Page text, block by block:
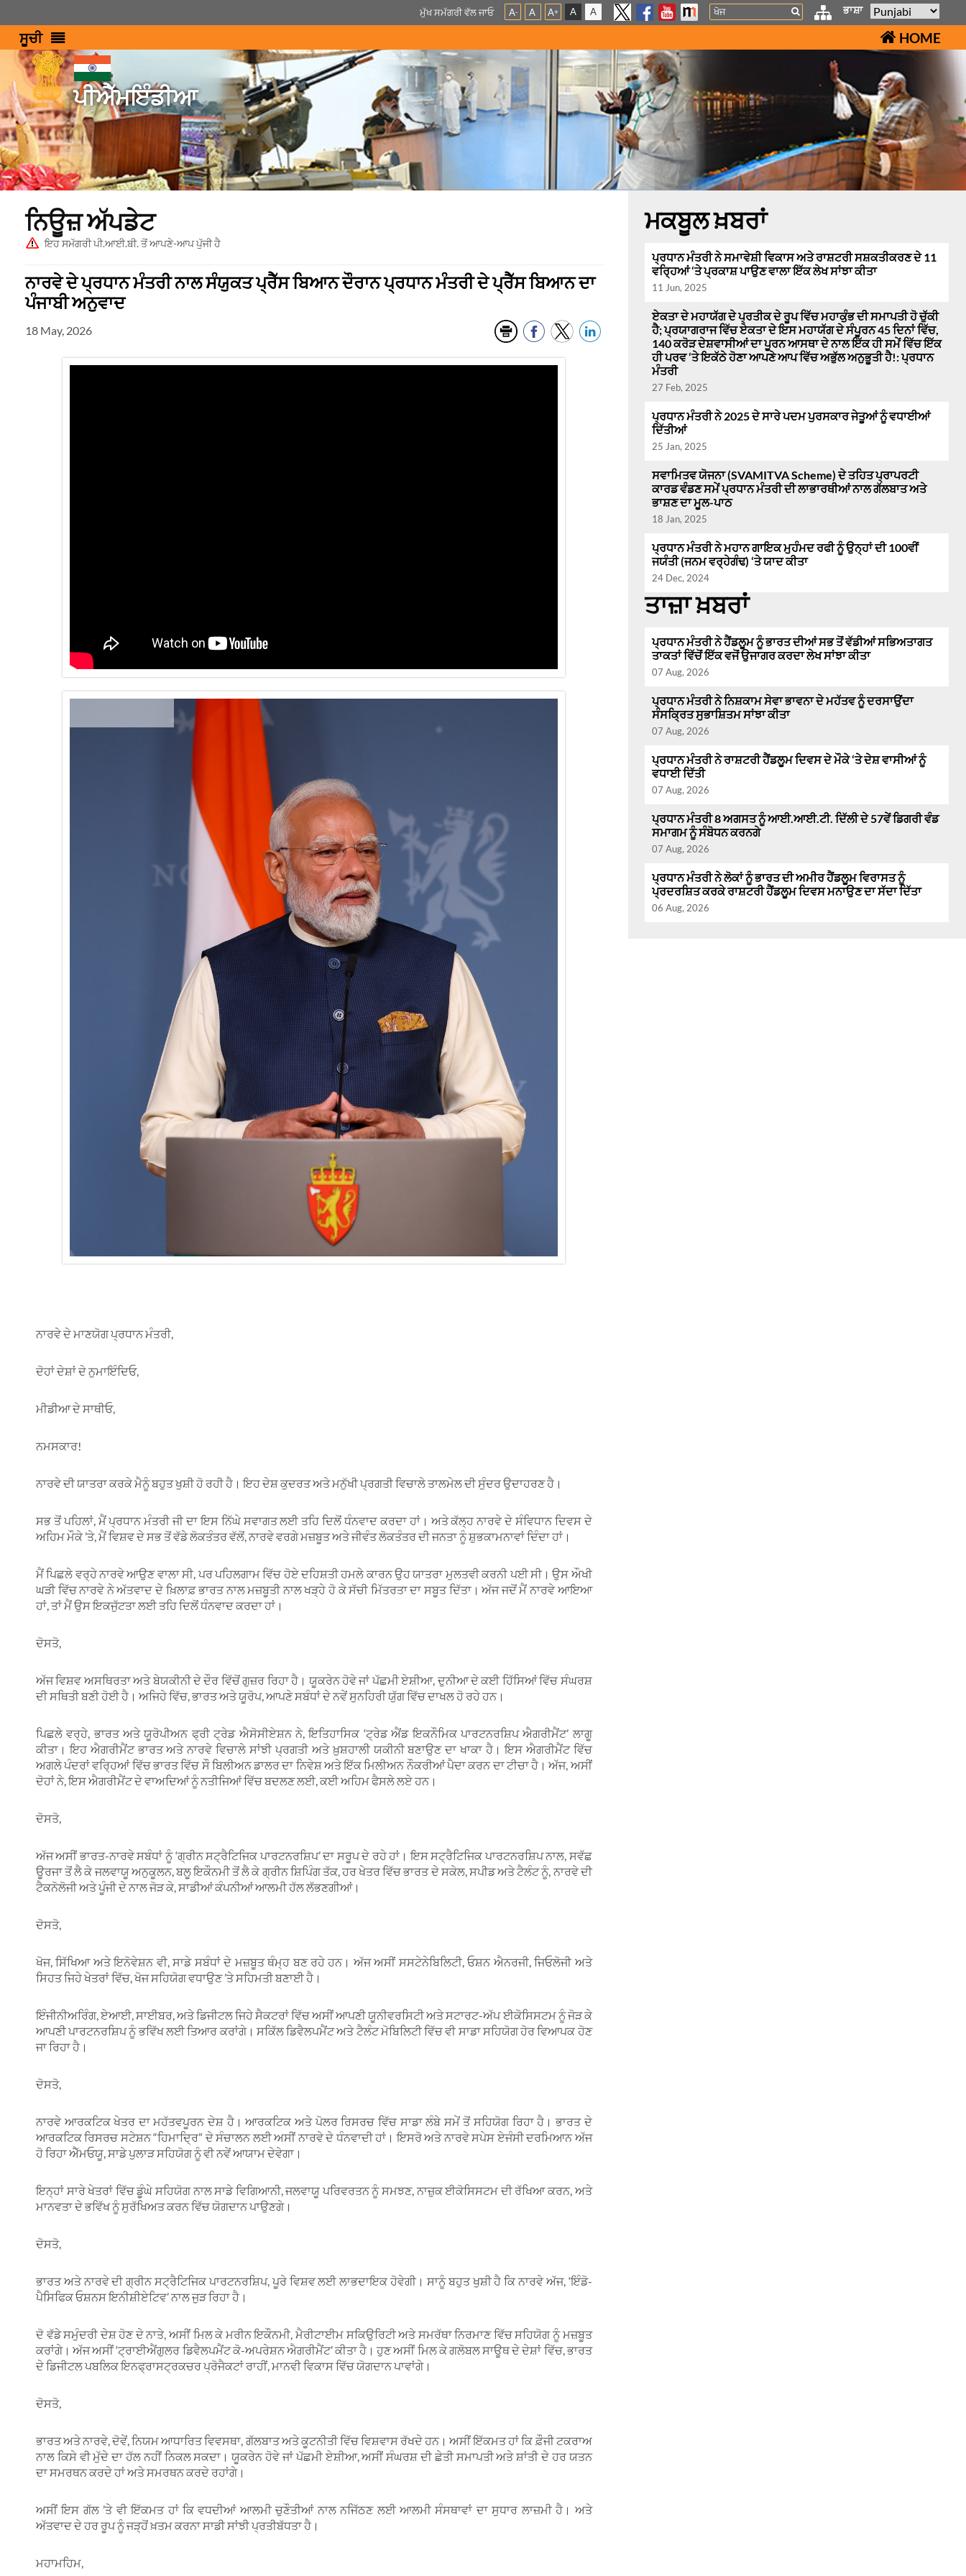
ਮੁੱਖ ਸਮੱਗਰੀ ਵੱਲ ਜਾਓ A- A A+ A A Search ਭਾਸ਼ਾ
ਸੂਚੀ HOME
ਪੀਐੱਮਇੰਡੀਆ
ਨਿਊਜ਼ ਅੱਪਡੇਟ
ਇਹ ਸਮੱਗਰੀ ਪੀ.ਆਈ.ਬੀ. ਤੋਂ ਆਪਣੇ-ਆਪ ਪੁੱਜੀ ਹੈ
ਨਾਰਵੇ ਦੇ ਪ੍ਰਧਾਨ ਮੰਤਰੀ ਨਾਲ ਸੰਯੁਕਤ ਪ੍ਰੈੱਸ ਬਿਆਨ ਦੌਰਾਨ ਪ੍ਰਧਾਨ ਮੰਤਰੀ ਦੇ ਪ੍ਰੈੱਸ ਬਿਆਨ ਦਾ
ਪੰਜਾਬੀ ਅਨੁਵਾਦ
18 May, 2026
ਨਾਰਵੇ ਦੇ ਮਾਣਯੋਗ ਪ੍ਰਧਾਨ ਮੰਤਰੀ,
ਦੋਹਾਂ ਦੇਸ਼ਾਂ ਦੇ ਨੁਮਾਇੰਦਿਓ,
ਮੀਡੀਆ ਦੇ ਸਾਥੀਓ,
ਨਮਸਕਾਰ!
ਨਾਰਵੇ ਦੀ ਯਾਤਰਾ ਕਰਕੇ ਮੈਨੂੰ ਬਹੁਤ ਖੁਸ਼ੀ ਹੋ ਰਹੀ ਹੈ। ਇਹ ਦੇਸ਼ ਕੁਦਰਤ ਅਤੇ ਮਨੁੱਖੀ ਪ੍ਰਗਤੀ ਵਿਚਾਲੇ ਤਾਲਮੇਲ ਦੀ ਸੁੰਦਰ ਉਦਾਹਰਣ ਹੈ।
ਸਭ ਤੋਂ ਪਹਿਲਾਂ, ਮੈਂ ਪ੍ਰਧਾਨ ਮੰਤਰੀ ਜੀ ਦਾ ਇਸ ਨਿੱਘੇ ਸਵਾਗਤ ਲਈ ਤਹਿ ਦਿਲੋਂ ਧੰਨਵਾਦ ਕਰਦਾ ਹਾਂ। ਅਤੇ ਕੱਲ੍ਹ ਨਾਰਵੇ ਦੇ ਸੰਵਿਧਾਨ ਦਿਵਸ ਦੇ
ਅਹਿਮ ਮੌਕੇ ’ਤੇ, ਮੈਂ ਵਿਸ਼ਵ ਦੇ ਸਭ ਤੋਂ ਵੱਡੇ ਲੋਕਤੰਤਰ ਵੱਲੋਂ, ਨਾਰਵੇ ਵਰਗੇ ਮਜ਼ਬੂਤ ਅਤੇ ਜੀਵੰਤ ਲੋਕਤੰਤਰ ਦੀ ਜਨਤਾ ਨੂੰ ਸ਼ੁਭਕਾਮਨਾਵਾਂ ਦਿੰਦਾ ਹਾਂ।
ਮੈਂ ਪਿਛਲੇ ਵਰ੍ਹੇ ਨਾਰਵੇ ਆਉਣ ਵਾਲਾ ਸੀ, ਪਰ ਪਹਿਲਗਾਮ ਵਿੱਚ ਹੋਏ ਦਹਿਸ਼ਤੀ ਹਮਲੇ ਕਾਰਨ ਉਹ ਯਾਤਰਾ ਮੁਲਤਵੀ ਕਰਨੀ ਪਈ ਸੀ। ਉਸ ਔਖੀ
ਘੜੀ ਵਿੱਚ ਨਾਰਵੇ ਨੇ ਅੱਤਵਾਦ ਦੇ ਖ਼ਿਲਾਫ਼ ਭਾਰਤ ਨਾਲ ਮਜ਼ਬੂਤੀ ਨਾਲ ਖੜ੍ਹੇ ਹੋ ਕੇ ਸੱਚੀ ਮਿੱਤਰਤਾ ਦਾ ਸਬੂਤ ਦਿੱਤਾ। ਅੱਜ ਜਦੋਂ ਮੈਂ ਨਾਰਵੇ ਆਇਆ
ਹਾਂ, ਤਾਂ ਮੈਂ ਉਸ ਇਕਜੁੱਟਤਾ ਲਈ ਤਹਿ ਦਿਲੋਂ ਧੰਨਵਾਦ ਕਰਦਾ ਹਾਂ।
ਦੋਸਤੋ,
ਅੱਜ ਵਿਸ਼ਵ ਅਸਥਿਰਤਾ ਅਤੇ ਬੇਯਕੀਨੀ ਦੇ ਦੌਰ ਵਿੱਚੋਂ ਗੁਜ਼ਰ ਰਿਹਾ ਹੈ। ਯੂਕਰੇਨ ਹੋਵੇ ਜਾਂ ਪੱਛਮੀ ਏਸ਼ੀਆ, ਦੁਨੀਆ ਦੇ ਕਈ ਹਿੱਸਿਆਂ ਵਿੱਚ ਸੰਘਰਸ਼
ਦੀ ਸਥਿਤੀ ਬਣੀ ਹੋਈ ਹੈ। ਅਜਿਹੇ ਵਿੱਚ, ਭਾਰਤ ਅਤੇ ਯੂਰੋਪ, ਆਪਣੇ ਸਬੰਧਾਂ ਦੇ ਨਵੇਂ ਸੁਨਹਿਰੀ ਯੁੱਗ ਵਿੱਚ ਦਾਖਲ ਹੋ ਰਹੇ ਹਨ।
ਪਿਛਲੇ ਵਰ੍ਹੇ, ਭਾਰਤ ਅਤੇ ਯੂਰੋਪੀਅਨ ਫ੍ਰੀ ਟ੍ਰੇਡ ਐਸੋਸੀਏਸ਼ਨ ਨੇ, ਇਤਿਹਾਸਿਕ ‘ਟ੍ਰੇਡ ਐਂਡ ਇਕਨੌਮਿਕ ਪਾਰਟਨਰਸ਼ਿਪ ਐਗਰੀਮੈਂਟ’ ਲਾਗੂ
ਕੀਤਾ। ਇਹ ਐਗਰੀਮੈਂਟ ਭਾਰਤ ਅਤੇ ਨਾਰਵੇ ਵਿਚਾਲੇ ਸਾਂਝੀ ਪ੍ਰਗਤੀ ਅਤੇ ਖ਼ੁਸ਼ਹਾਲੀ ਯਕੀਨੀ ਬਣਾਉਣ ਦਾ ਖਾਕਾ ਹੈ। ਇਸ ਐਗਰੀਮੈਂਟ ਵਿੱਚ
ਅਗਲੇ ਪੰਦਰਾਂ ਵਰ੍ਹਿਆਂ ਵਿੱਚ ਭਾਰਤ ਵਿੱਚ ਸੌ ਬਿਲੀਅਨ ਡਾਲਰ ਦਾ ਨਿਵੇਸ਼ ਅਤੇ ਇੱਕ ਮਿਲੀਅਨ ਨੌਕਰੀਆਂ ਪੈਦਾ ਕਰਨ ਦਾ ਟੀਚਾ ਹੈ। ਅੱਜ, ਅਸੀਂ
ਦੋਹਾਂ ਨੇ, ਇਸ ਐਗਰੀਮੈਂਟ ਦੇ ਵਾਅਦਿਆਂ ਨੂੰ ਨਤੀਜਿਆਂ ਵਿੱਚ ਬਦਲਣ ਲਈ, ਕਈ ਅਹਿਮ ਫੈਸਲੇ ਲਏ ਹਨ।
ਦੋਸਤੋ,
ਅੱਜ ਅਸੀਂ ਭਾਰਤ-ਨਾਰਵੇ ਸਬੰਧਾਂ ਨੂੰ ‘ਗ੍ਰੀਨ ਸਟ੍ਰੈਟਿਜਿਕ ਪਾਰਟਨਰਸ਼ਿਪ’ ਦਾ ਸਰੂਪ ਦੇ ਰਹੇ ਹਾਂ। ਇਸ ਸਟ੍ਰੈਟਿਜਿਕ ਪਾਰਟਨਰਸ਼ਿਪ ਨਾਲ, ਸਵੱਛ
ਊਰਜਾ ਤੋਂ ਲੈ ਕੇ ਜਲਵਾਯੂ ਅਨੁਕੂਲਨ, ਬਲੂ ਇਕੌਨਮੀ ਤੋਂ ਲੈ ਕੇ ਗ੍ਰੀਨ ਸ਼ਿਪਿੰਗ ਤੱਕ, ਹਰ ਖੇਤਰ ਵਿੱਚ ਭਾਰਤ ਦੇ ਸਕੇਲ, ਸਪੀਡ ਅਤੇ ਟੈਲੰਟ ਨੂੰ, ਨਾਰਵੇ ਦੀ
ਟੈਕਨੋਲੋਜੀ ਅਤੇ ਪੂੰਜੀ ਦੇ ਨਾਲ ਜੋੜ ਕੇ, ਸਾਡੀਆਂ ਕੰਪਨੀਆਂ ਆਲਮੀ ਹੱਲ ਲੱਭਣਗੀਆਂ।
ਦੋਸਤੋ,
ਖੋਜ, ਸਿੱਖਿਆ ਅਤੇ ਇਨੋਵੇਸ਼ਨ ਵੀ, ਸਾਡੇ ਸਬੰਧਾਂ ਦੇ ਮਜ਼ਬੂਤ ਥੰਮ੍ਹ ਬਣ ਰਹੇ ਹਨ। ਅੱਜ ਅਸੀਂ ਸਸਟੇਨੇਬਿਲਿਟੀ, ਓਸ਼ਨ ਐਨਰਜੀ, ਜਿਓਲੋਜੀ ਅਤੇ
ਸਿਹਤ ਜਿਹੇ ਖੇਤਰਾਂ ਵਿੱਚ, ਖੋਜ ਸਹਿਯੋਗ ਵਧਾਉਣ ’ਤੇ ਸਹਿਮਤੀ ਬਣਾਈ ਹੈ।
ਇੰਜੀਨੀਅਰਿੰਗ, ਏਆਈ, ਸਾਈਬਰ, ਅਤੇ ਡਿਜੀਟਲ ਜਿਹੇ ਸੈਕਟਰਾਂ ਵਿੱਚ ਅਸੀਂ ਆਪਣੀ ਯੂਨੀਵਰਸਿਟੀ ਅਤੇ ਸਟਾਰਟ-ਅੱਪ ਈਕੋਸਿਸਟਮ ਨੂੰ ਜੋੜ ਕੇ
ਆਪਣੀ ਪਾਰਟਨਰਸ਼ਿਪ ਨੂੰ ਭਵਿੱਖ ਲਈ ਤਿਆਰ ਕਰਾਂਗੇ। ਸਕਿੱਲ ਡਿਵੈਲਪਮੈਂਟ ਅਤੇ ਟੈਲੰਟ ਮੋਬਿਲਿਟੀ ਵਿੱਚ ਵੀ ਸਾਡਾ ਸਹਿਯੋਗ ਹੋਰ ਵਿਆਪਕ ਹੋਣ
ਜਾ ਰਿਹਾ ਹੈ।
ਦੋਸਤੋ,
ਨਾਰਵੇ ਆਰਕਟਿਕ ਖੇਤਰ ਦਾ ਮਹੱਤਵਪੂਰਨ ਦੇਸ਼ ਹੈ। ਆਰਕਟਿਕ ਅਤੇ ਪੋਲਰ ਰਿਸਰਚ ਵਿੱਚ ਸਾਡਾ ਲੰਬੇ ਸਮੇਂ ਤੋਂ ਸਹਿਯੋਗ ਰਿਹਾ ਹੈ। ਭਾਰਤ ਦੇ
ਆਰਕਟਿਕ ਰਿਸਰਚ ਸਟੇਸ਼ਨ “ਹਿਮਾਦ੍ਰਿ” ਦੇ ਸੰਚਾਲਨ ਲਈ ਅਸੀਂ ਨਾਰਵੇ ਦੇ ਧੰਨਵਾਦੀ ਹਾਂ। ਇਸਰੋ ਅਤੇ ਨਾਰਵੇ ਸਪੇਸ ਏਜੰਸੀ ਦਰਮਿਆਨ ਅੱਜ
ਹੋ ਰਿਹਾ ਐੱਮਓਯੂ, ਸਾਡੇ ਪੁਲਾੜ ਸਹਿਯੋਗ ਨੂੰ ਵੀ ਨਵੇਂ ਆਯਾਮ ਦੇਵੇਗਾ।
ਇਨ੍ਹਾਂ ਸਾਰੇ ਖੇਤਰਾਂ ਵਿੱਚ ਡੂੰਘੇ ਸਹਿਯੋਗ ਨਾਲ ਸਾਡੇ ਵਿਗਿਆਨੀ, ਜਲਵਾਯੂ ਪਰਿਵਰਤਨ ਨੂੰ ਸਮਝਣ, ਨਾਜ਼ੁਕ ਈਕੋਸਿਸਟਮ ਦੀ ਰੱਖਿਆ ਕਰਨ, ਅਤੇ
ਮਾਨਵਤਾ ਦੇ ਭਵਿੱਖ ਨੂੰ ਸੁਰੱਖਿਅਤ ਕਰਨ ਵਿੱਚ ਯੋਗਦਾਨ ਪਾਉਣਗੇ।
ਦੋਸਤੋ,
ਭਾਰਤ ਅਤੇ ਨਾਰਵੇ ਦੀ ਗ੍ਰੀਨ ਸਟ੍ਰੈਟਿਜਿਕ ਪਾਰਟਨਰਸ਼ਿਪ, ਪੂਰੇ ਵਿਸ਼ਵ ਲਈ ਲਾਭਦਾਇਕ ਹੋਵੇਗੀ। ਸਾਨੂੰ ਬਹੁਤ ਖੁਸ਼ੀ ਹੈ ਕਿ ਨਾਰਵੇ ਅੱਜ, ‘ਇੰਡੋ-
ਪੈਸਿਫਿਕ ਓਸ਼ਨਸ ਇਨੀਸ਼ੀਏਟਿਵ’ ਨਾਲ ਜੁੜ ਰਿਹਾ ਹੈ।
ਦੋ ਵੱਡੇ ਸਮੁੰਦਰੀ ਦੇਸ਼ ਹੋਣ ਦੇ ਨਾਤੇ, ਅਸੀਂ ਮਿਲ ਕੇ ਮਰੀਨ ਇਕੌਨਮੀ, ਮੈਰੀਟਾਈਮ ਸਕਿਉਰਿਟੀ ਅਤੇ ਸਮਰੱਥਾ ਨਿਰਮਾਣ ਵਿੱਚ ਸਹਿਯੋਗ ਨੂੰ ਮਜ਼ਬੂਤ
ਕਰਾਂਗੇ। ਅੱਜ ਅਸੀਂ ‘ਟ੍ਰਾਈਐਂਗੁਲਰ ਡਿਵੈਲਪਮੈਂਟ ਕੋ-ਅਪਰੇਸ਼ਨ ਐਗਰੀਮੈਂਟ’ ਕੀਤਾ ਹੈ। ਹੁਣ ਅਸੀਂ ਮਿਲ ਕੇ ਗਲੋਬਲ ਸਾਊਥ ਦੇ ਦੇਸ਼ਾਂ ਵਿੱਚ, ਭਾਰਤ
ਦੇ ਡਿਜੀਟਲ ਪਬਲਿਕ ਇਨਫ੍ਰਾਸਟ੍ਰਕਚਰ ਪ੍ਰੋਜੈਕਟਾਂ ਰਾਹੀਂ, ਮਾਨਵੀ ਵਿਕਾਸ ਵਿੱਚ ਯੋਗਦਾਨ ਪਾਵਾਂਗੇ।
ਦੋਸਤੋ,
ਭਾਰਤ ਅਤੇ ਨਾਰਵੇ, ਦੋਵੇਂ, ਨਿਯਮ ਆਧਾਰਿਤ ਵਿਵਸਥਾ, ਗੱਲਬਾਤ ਅਤੇ ਕੂਟਨੀਤੀ ਵਿੱਚ ਵਿਸ਼ਵਾਸ ਰੱਖਦੇ ਹਨ। ਅਸੀਂ ਇੱਕਮਤ ਹਾਂ ਕਿ ਫ਼ੌਜੀ ਟਕਰਾਅ
ਨਾਲ ਕਿਸੇ ਵੀ ਮੁੱਦੇ ਦਾ ਹੱਲ ਨਹੀਂ ਨਿਕਲ ਸਕਦਾ। ਯੂਕਰੇਨ ਹੋਵੇ ਜਾਂ ਪੱਛਮੀ ਏਸ਼ੀਆ, ਅਸੀਂ ਸੰਘਰਸ਼ ਦੀ ਛੇਤੀ ਸਮਾਪਤੀ ਅਤੇ ਸ਼ਾਂਤੀ ਦੇ ਹਰ ਯਤਨ
ਦਾ ਸਮਰਥਨ ਕਰਦੇ ਹਾਂ ਅਤੇ ਸਮਰਥਨ ਕਰਦੇ ਰਹਾਂਗੇ।
ਅਸੀਂ ਇਸ ਗੱਲ ’ਤੇ ਵੀ ਇੱਕਮਤ ਹਾਂ ਕਿ ਵਧਦੀਆਂ ਆਲਮੀ ਚੁਣੌਤੀਆਂ ਨਾਲ ਨਜਿੱਠਣ ਲਈ ਆਲਮੀ ਸੰਸਥਾਵਾਂ ਦਾ ਸੁਧਾਰ ਲਾਜ਼ਮੀ ਹੈ। ਅਤੇ
ਅੱਤਵਾਦ ਦੇ ਹਰ ਰੂਪ ਨੂੰ ਜੜ੍ਹੋਂ ਖ਼ਤਮ ਕਰਨਾ ਸਾਡੀ ਸਾਂਝੀ ਪ੍ਰਤੀਬੱਧਤਾ ਹੈ।
ਮਹਾਮਹਿਮ,
ਮਕਬੂਲ ਖ਼ਬਰਾਂ
ਪ੍ਰਧਾਨ ਮੰਤਰੀ ਨੇ ਸਮਾਵੇਸ਼ੀ ਵਿਕਾਸ ਅਤੇ ਰਾਸ਼ਟਰੀ ਸਸ਼ਕਤੀਕਰਣ ਦੇ 11
ਵਰ੍ਹਿਆਂ ‘ਤੇ ਪ੍ਰਕਾਸ਼ ਪਾਉਣ ਵਾਲਾ ਇੱਕ ਲੇਖ ਸਾਂਝਾ ਕੀਤਾ
11 Jun, 2025
ਏਕਤਾ ਦੇ ਮਹਾਯੱਗ ਦੇ ਪ੍ਰਤੀਕ ਦੇ ਰੂਪ ਵਿੱਚ ਮਹਾਕੁੰਭ ਦੀ ਸਮਾਪਤੀ ਹੋ ਚੁੱਕੀ
ਹੈ; ਪ੍ਰਯਾਗਰਾਜ ਵਿੱਚ ਏਕਤਾ ਦੇ ਇਸ ਮਹਾਯੱਗ ਦੇ ਸੰਪੂਰਨ 45 ਦਿਨਾਂ ਵਿੱਚ,
140 ਕਰੋੜ ਦੇਸ਼ਵਾਸੀਆਂ ਦਾ ਪੂਰਨ ਆਸਥਾ ਦੇ ਨਾਲ ਇੱਕ ਹੀ ਸਮੇਂ ਵਿੱਚ ਇੱਕ
ਹੀ ਪਰਵ ‘ਤੇ ਇਕੱਠੇ ਹੋਣਾ ਆਪਣੇ ਆਪ ਵਿੱਚ ਅਭੁੱਲ ਅਨੁਭੂਤੀ ਹੈ!: ਪ੍ਰਧਾਨ
ਮੰਤਰੀ
27 Feb, 2025
ਪ੍ਰਧਾਨ ਮੰਤਰੀ ਨੇ 2025 ਦੇ ਸਾਰੇ ਪਦਮ ਪੁਰਸਕਾਰ ਜੇਤੂਆਂ ਨੂੰ ਵਧਾਈਆਂ
ਦਿੱਤੀਆਂ
25 Jan, 2025
ਸਵਾਮਿਤਵ ਯੋਜਨਾ (SVAMITVA Scheme) ਦੇ ਤਹਿਤ ਪ੍ਰਾਪਰਟੀ
ਕਾਰਡ ਵੰਡਣ ਸਮੇਂ ਪ੍ਰਧਾਨ ਮੰਤਰੀ ਦੀ ਲਾਭਾਰਥੀਆਂ ਨਾਲ ਗੱਲਬਾਤ ਅਤੇ
ਭਾਸ਼ਣ ਦਾ ਮੂਲ-ਪਾਠ
18 Jan, 2025
ਪ੍ਰਧਾਨ ਮੰਤਰੀ ਨੇ ਮਹਾਨ ਗਾਇਕ ਮੁਹੰਮਦ ਰਫੀ ਨੂੰ ਉਨ੍ਹਾਂ ਦੀ 100ਵੀਂ
ਜਯੰਤੀ (ਜਨਮ ਵਰ੍ਹੇਗੰਢ) ‘ਤੇ ਯਾਦ ਕੀਤਾ
24 Dec, 2024
ਤਾਜ਼ਾ ਖ਼ਬਰਾਂ
ਪ੍ਰਧਾਨ ਮੰਤਰੀ ਨੇ ਹੈਂਡਲੂਮ ਨੂੰ ਭਾਰਤ ਦੀਆਂ ਸਭ ਤੋਂ ਵੱਡੀਆਂ ਸਭਿਅਤਾਗਤ
ਤਾਕਤਾਂ ਵਿੱਚੋਂ ਇੱਕ ਵਜੋਂ ਉਜਾਗਰ ਕਰਦਾ ਲੇਖ ਸਾਂਝਾ ਕੀਤਾ
07 Aug, 2026
ਪ੍ਰਧਾਨ ਮੰਤਰੀ ਨੇ ਨਿਸ਼ਕਾਮ ਸੇਵਾ ਭਾਵਨਾ ਦੇ ਮਹੱਤਵ ਨੂੰ ਦਰਸਾਉਂਦਾ
ਸੰਸਕ੍ਰਿਤ ਸੁਭਾਸ਼ਿਤਮ ਸਾਂਝਾ ਕੀਤਾ
07 Aug, 2026
ਪ੍ਰਧਾਨ ਮੰਤਰੀ ਨੇ ਰਾਸ਼ਟਰੀ ਹੈਂਡਲੂਮ ਦਿਵਸ ਦੇ ਮੌਕੇ ‘ਤੇ ਦੇਸ਼ ਵਾਸੀਆਂ ਨੂੰ
ਵਧਾਈ ਦਿੱਤੀ
07 Aug, 2026
ਪ੍ਰਧਾਨ ਮੰਤਰੀ 8 ਅਗਸਤ ਨੂੰ ਆਈ.ਆਈ.ਟੀ. ਦਿੱਲੀ ਦੇ 57ਵੇਂ ਡਿਗਰੀ ਵੰਡ
ਸਮਾਗਮ ਨੂੰ ਸੰਬੋਧਨ ਕਰਨਗੇ
07 Aug, 2026
ਪ੍ਰਧਾਨ ਮੰਤਰੀ ਨੇ ਲੋਕਾਂ ਨੂੰ ਭਾਰਤ ਦੀ ਅਮੀਰ ਹੈਂਡਲੂਮ ਵਿਰਾਸਤ ਨੂੰ
ਪ੍ਰਦਰਸ਼ਿਤ ਕਰਕੇ ਰਾਸ਼ਟਰੀ ਹੈਂਡਲੂਮ ਦਿਵਸ ਮਨਾਉਣ ਦਾ ਸੱਦਾ ਦਿੱਤਾ
06 Aug, 2026